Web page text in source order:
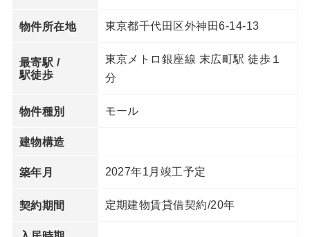
物件所在地 東京都千代田区外神田6-14-13
最寄駅 /
駅徒歩
東京メトロ銀座線 末広町駅 徒歩１
分
物件種別 モール
建物構造
築年月 2027年1月竣工予定
契約期間 定期建物賃貸借契約/20年